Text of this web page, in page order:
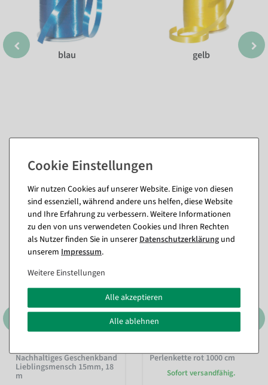
blau gelb
Passende Artikel zu diesem Produkt
(8)
Nachhaltiges Geschenkband
Lieblingsmensch 15mm, 18
m
Perlenkette rot 1000 cm
Sofort versandfähig.
Wir nutzen Cookies auf unserer Website. Einige von diesen
sind essenziell, während andere uns helfen, diese Website
und Ihre Erfahrung zu verbessern. Weitere Informationen
zu den von uns verwendeten Cookies und Ihren Rechten
als Nutzer finden Sie in unsererDaten­schutz­erklärung und
unserem Impressum.
Weitere Einstellungen
Alle akzeptieren
Alle ablehnen